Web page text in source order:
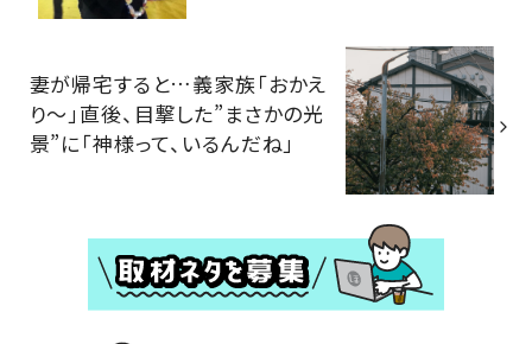
妻が帰宅すると…義家族「おかえ
り～」直後、目撃した”まさかの光
景”に「神様って、いるんだね」